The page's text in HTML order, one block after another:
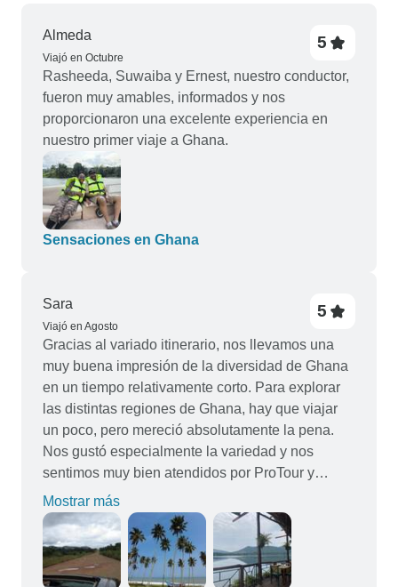
Almeda
Viajó en Octubre
5
Rasheeda, Suwaiba y Ernest, nuestro conductor,
fueron muy amables, informados y nos
proporcionaron una excelente experiencia en
nuestro primer viaje a Ghana.
Sensaciones en Ghana
Sara
Viajó en Agosto
5
Gracias al variado itinerario, nos llevamos una
muy buena impresión de la diversidad de Ghana
en un tiempo relativamente corto. Para explorar
las distintas regiones de Ghana, hay que viajar
un poco, pero mereció absolutamente la pena.
Nos gustó especialmente la variedad y nos
sentimos muy bien atendidos por ProTour y
nuestro guía en todo momento. La colaboración
con ProTour fue muy profesional en todo
momento y podemos recomendarlo
encarecidamente como operador turístico.
Mostrar más